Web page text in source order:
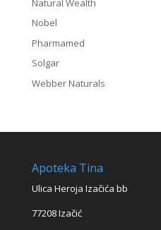
Nobel
Pharmamed
Solgar
Webber Naturals
Apoteka Tina
Ulica Heroja Izačića bb
77208 Izačić